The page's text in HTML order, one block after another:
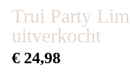
Trui Party
uitverkocht
€ 24,98